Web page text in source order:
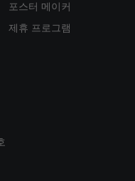
포스터 메이커
제휴 프로그램